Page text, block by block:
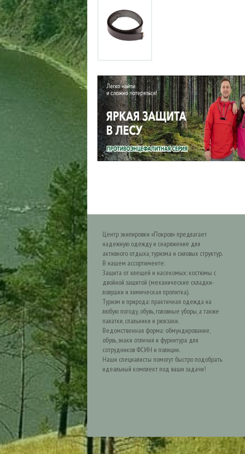
Центр экипировки «Покров» предлагает
надежную одежду и снаряжение для
активного отдыха, туризма и силовых структур.
В нашем ассортименте:
Защита от клещей и насекомых: костюмы с
двойной защитой (механические складки-
ловушки и химическая пропитка).
Туризм и природа: практичная одежда на
любую погоду, обувь, головные уборы, а также
палатки, спальники и рюкзаки.
Ведомственная форма: обмундирование,
обувь, знаки отличия и фурнитура для
сотрудников ФСИН и полиции.
Наши специалисты помогут быстро подобрать
идеальный комплект под ваши задачи!